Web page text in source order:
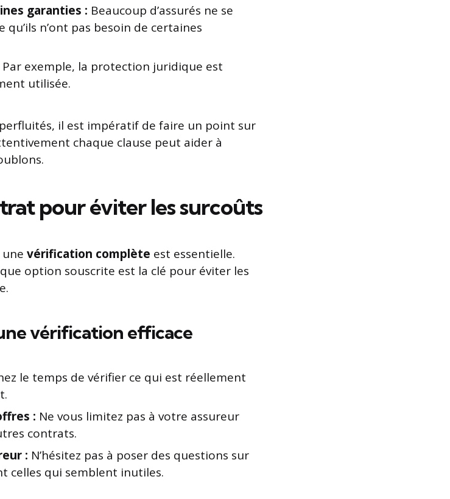
garanties : Beaucoup d’assurés ne se
n’ont pas besoin de certaines
Par exemple, la protection juridique est
utilisée.
il est impératif de faire un point sur
chaque clause peut aider à
pour éviter les surcoûts
vérification complète est essentielle.
option souscrite est la clé pour éviter les
vérification efficace
le temps de vérifier ce qui est réellement
: Ne vous limitez pas à votre assureur
contrats.
: N’hésitez pas à poser des questions sur
celles qui semblent inutiles.